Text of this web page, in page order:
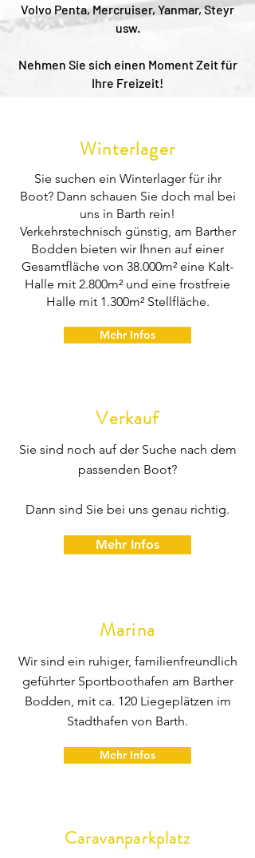
Volvo Penta, Mercruiser, Yanmar, Steyr
usw.
Nehmen Sie sich einen Moment Zeit für
Ihre Freizeit!
Mehr erfahren
Winterlager
Sie suchen ein Winterlager für ihr
Boot? Dann schauen Sie doch mal bei
uns in Barth rein!
Verkehrstechnisch günstig, am Barther
Bodden bieten wir Ihnen auf einer
Gesamtfläche von 38.000m² eine Kalt-
Halle mit 2.800m² und eine frostfreie
Halle mit 1.300m² Stellfläche.
Mehr Infos
Verkauf
Sie sind noch auf der Suche nach dem
passenden Boot?
Dann sind Sie bei uns genau richtig.
Mehr Infos
Marina
Wir sind ein ruhiger, familienfreundlich
geführter Sportboothafen am Barther
Bodden, mit ca. 120 Liegeplätzen im
Stadthafen von Barth.
Mehr Infos
Caravanparkplatz